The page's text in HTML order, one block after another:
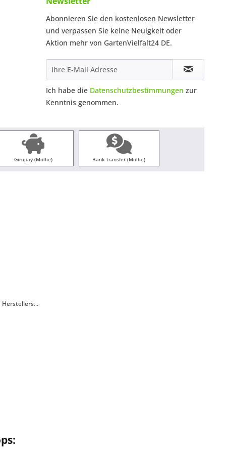
Abonnieren Sie den kostenlosen Newsletter
und verpassen Sie keine Neuigkeit oder
Aktion mehr von GartenVielfalt24 DE.
Ich habe die Datenschutzbestimmungen zur
Kenntnis genommen.
Giropay (Mollie) Bank transfer (Mollie)